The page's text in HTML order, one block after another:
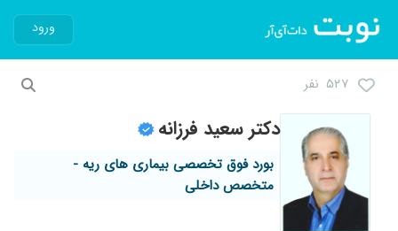
ورود
۵۲۷ نفر
دکتر سعید فرزانه
بورد فوق تخصصی بیماری های ریه -
متخصص داخلی